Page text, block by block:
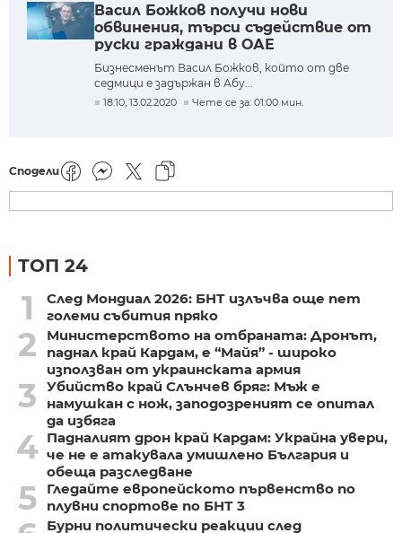
Васил Божков получи нови
обвинения, търси съдействие от
руски граждани в ОАЕ
Бизнесменът Васил Божков, който от две
седмици е задържан в Абу...
18:10, 13.02.2020 Чете се за: 01:00 мин.
Сподели
ТОП 24
1
След Мондиал 2026: БНТ излъчва още пет
големи събития пряко
2
Министерството на отбраната: Дронът,
паднал край Кардам, е “Майя” - широко
използван от украинската армия
3
Убийство край Слънчев бряг: Мъж е
намушкан с нож, заподозреният се опитал
да избяга
4 Падналият дрон край Кардам: Украйна увери,
че не е атакувала умишлено България и
обеща разследване
5
Гледайте европейското първенство по
плувни спортове по БНТ 3
Бурни политически реакции след